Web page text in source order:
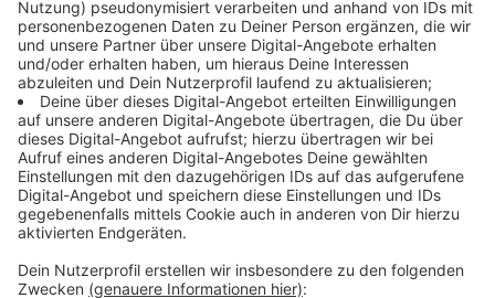
Denn ab morgen ist ja die A565 zwischen dem Kreuz
Bonn-Nord und Bonn-Poppelsdorf komplett gesperrt.
Nicht auszudenken, was diese beiden Sperrungen
gleichzeitig für ein Verkehrschaos angerichtet hätten.
Damit der Verkehr hier während der Autobahnsperrung
möglichst flüssig läuft, werden die neuen
Fahrbahnmarkierungen erst nach der
Autobahnsperrung angebracht. Ab Mitte Juni haben
Radfahrer dort auf der Straße dann dauerhaft